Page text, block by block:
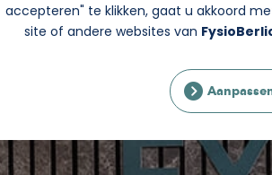
accepteren" te klikken, gaat u akkoord
site of andere websites van